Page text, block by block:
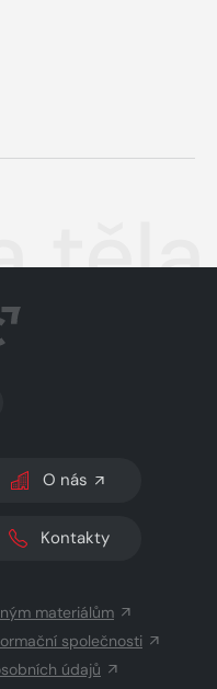
těla
SVĚTLÝ/TMAVÝ REŽIM
O nás
Kontakty
materiálům
společnosti
údajů